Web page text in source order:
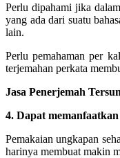
Perlu dipahami jika
yang ada dari suatu
lain.
Perlu pemahaman per
terjemahan perkata
Jasa Penerjemah
4. Dapat
Pemakaian ungkapan
harinya membuat makin